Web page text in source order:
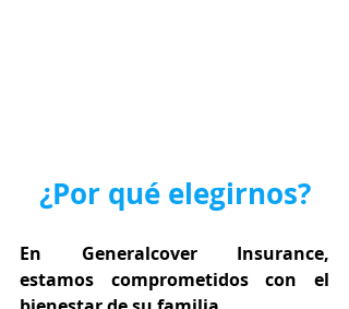
¿Por qué elegirnos?
En Generalcover Insurance,
estamos comprometidos con el